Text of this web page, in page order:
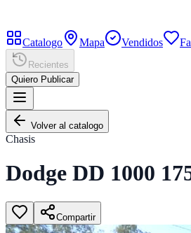
Catalogo Mapa Vendidos
Recientes
Quiero Publicar
Volver al catalogo
Chasis
Dodge DD 1000
Compartir